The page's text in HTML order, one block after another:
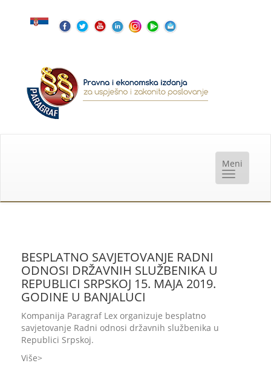
BESPLATNO SAVJETOVANJE RADNI
ODNOSI DRŽAVNIH SLUŽBENIKA U
REPUBLICI SRPSKOJ 15. MAJA 2019.
GODINE U BANJALUCI
Kompanija Paragraf Lex organizuje besplatno
savjetovanje Radni odnosi državnih službenika u
Republici Srpskoj.
Više